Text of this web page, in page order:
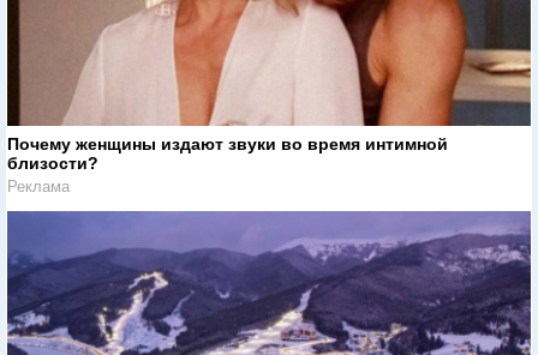
Почему женщины издают звуки во время интимной
близости?
Реклама